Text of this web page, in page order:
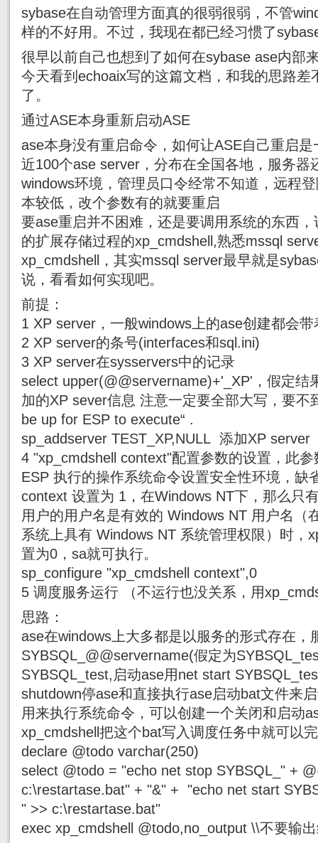
sybase在自动管理方面真的很弱很弱，不管
样的不好用。不过，我现在都已经习惯了
很早以前自己也想到了如何在sybase ase内部
今天看到echoaix写的这篇文档，和我的思路差
了。
通过ASE本身重新启动ASE
ase本身没有重启命令，如何让ASE自己重启
近100个ase server，分布在全国各地，服务器
windows环境，管理员口令经常不知道，远程
本较低，改个参数有的就要重启
要ase重启并不困难，还是要调用系统的东西
的扩展存储过程的xp_cmdshell,熟悉mssql
xp_cmdshell，其实mssql server最早就是
说，看看如何实现吧。
前提：
1 XP server，一般windows上的ase创建都会带
2 XP server的条号(interfaces和sql.ini)
3 XP server在sysservers中的记录
select upper(@@servername)+'_XP'，假定结
加的XP sever信息 注意一定要全部大写，要不
be up for ESP to execute“ .
sp_addserver TEST_XP,NULL 添加XP server
4 "xp_cmdshell context"配置参数的设置，此
ESP 执行的操作系统命令设置安全性环境，缺
context 设置为 1，在Windows NT下，那么只
用户的用户名是有效的 Windows NT 用户名（
系统上具有 Windows NT 系统管理权限）时，
置为0，sa就可执行。
sp_configure "xp_cmdshell context",0
5 调度服务运行 （不运行也没关系，用
思路：
ase在windows上大多都是以服务的形式存在，
SYBSQL_@@servername(假定为
SYBSQL_test,启动ase用net start
shutdown停ase和直接执行ase启动bat文件来
用来执行系统命令，可以创建一个关闭和启动
xp_cmdshell把这个bat写入调度任务中就可以
declare @todo varchar(250)
select @todo = "echo net stop SYBSQL_" +
c:\restartase.bat" + "&" + "echo net start
" >> c:\restartase.bat"
exec xp_cmdshell @todo,no_output \\不要输